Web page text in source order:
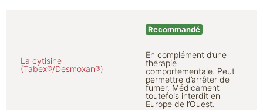
La cytisine
(Tabex®/Desmoxan®)
Recommandé
En complément d’une
thérapie
comportementale. Peut
permettre d’arrêter de
fumer. Médicament
toutefois interdit en
Europe de l’Ouest.